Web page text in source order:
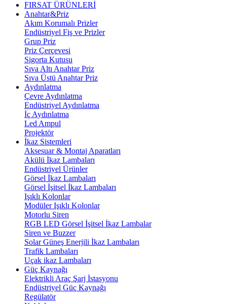
FIRSAT ÜRÜNLERİ
Anahtar&Priz
Akım Korumalı Prizler
Endüstriyel Fiş ve Prizler
Grup Priz
Priz Çerçevesi
Sigorta Kutusu
Sıva Altı Anahtar Priz
Sıva Üstü Anahtar Priz
Aydınlatma
Çevre Aydınlatma
Endüstriyel Aydınlatma
İç Aydınlatma
Led Ampul
Projektör
İkaz Sistemleri
Aksesuar & Montaj Aparatları
Akülü İkaz Lambaları
Endüstriyel Ürünler
Görsel İkaz Lambaları
Görsel İşitsel İkaz Lambaları
Işıklı Kolonlar
Modüler Işıklı Kolonlar
Motorlu Siren
RGB LED Görsel İşitsel İkaz Lambalar
Siren ve Buzzer
Solar Güneş Enerjili İkaz Lambaları
Trafik Lambaları
Uçak ikaz Lambaları
Güç Kaynağı
Elektrikli Araç Şarj İstasyonu
Endüstriyel Güç Kaynağı
Regülatör